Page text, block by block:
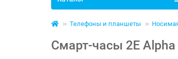
Телефоны и планшеты
Смарт-часы 2E Alpha